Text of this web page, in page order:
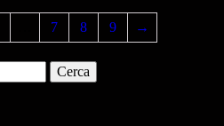
7 8 9 →